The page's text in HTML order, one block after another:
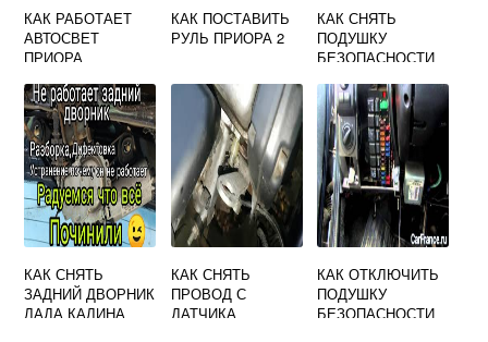
КАК РАБОТАЕТ
АВТОСВЕТ
ПРИОРА
КАК ПОСТАВИТЬ
РУЛЬ ПРИОРА 2
КАК СНЯТЬ
ПОДУШКУ
БЕЗОПАСНОСТИ
ЛАДА ЛАРГУС
КАК СНЯТЬ
ЗАДНИЙ ДВОРНИК
ЛАДА КАЛИНА
КАК СНЯТЬ
ПРОВОД С
ДАТЧИКА
КАК ОТКЛЮЧИТЬ
ПОДУШКУ
БЕЗОПАСНОСТИ